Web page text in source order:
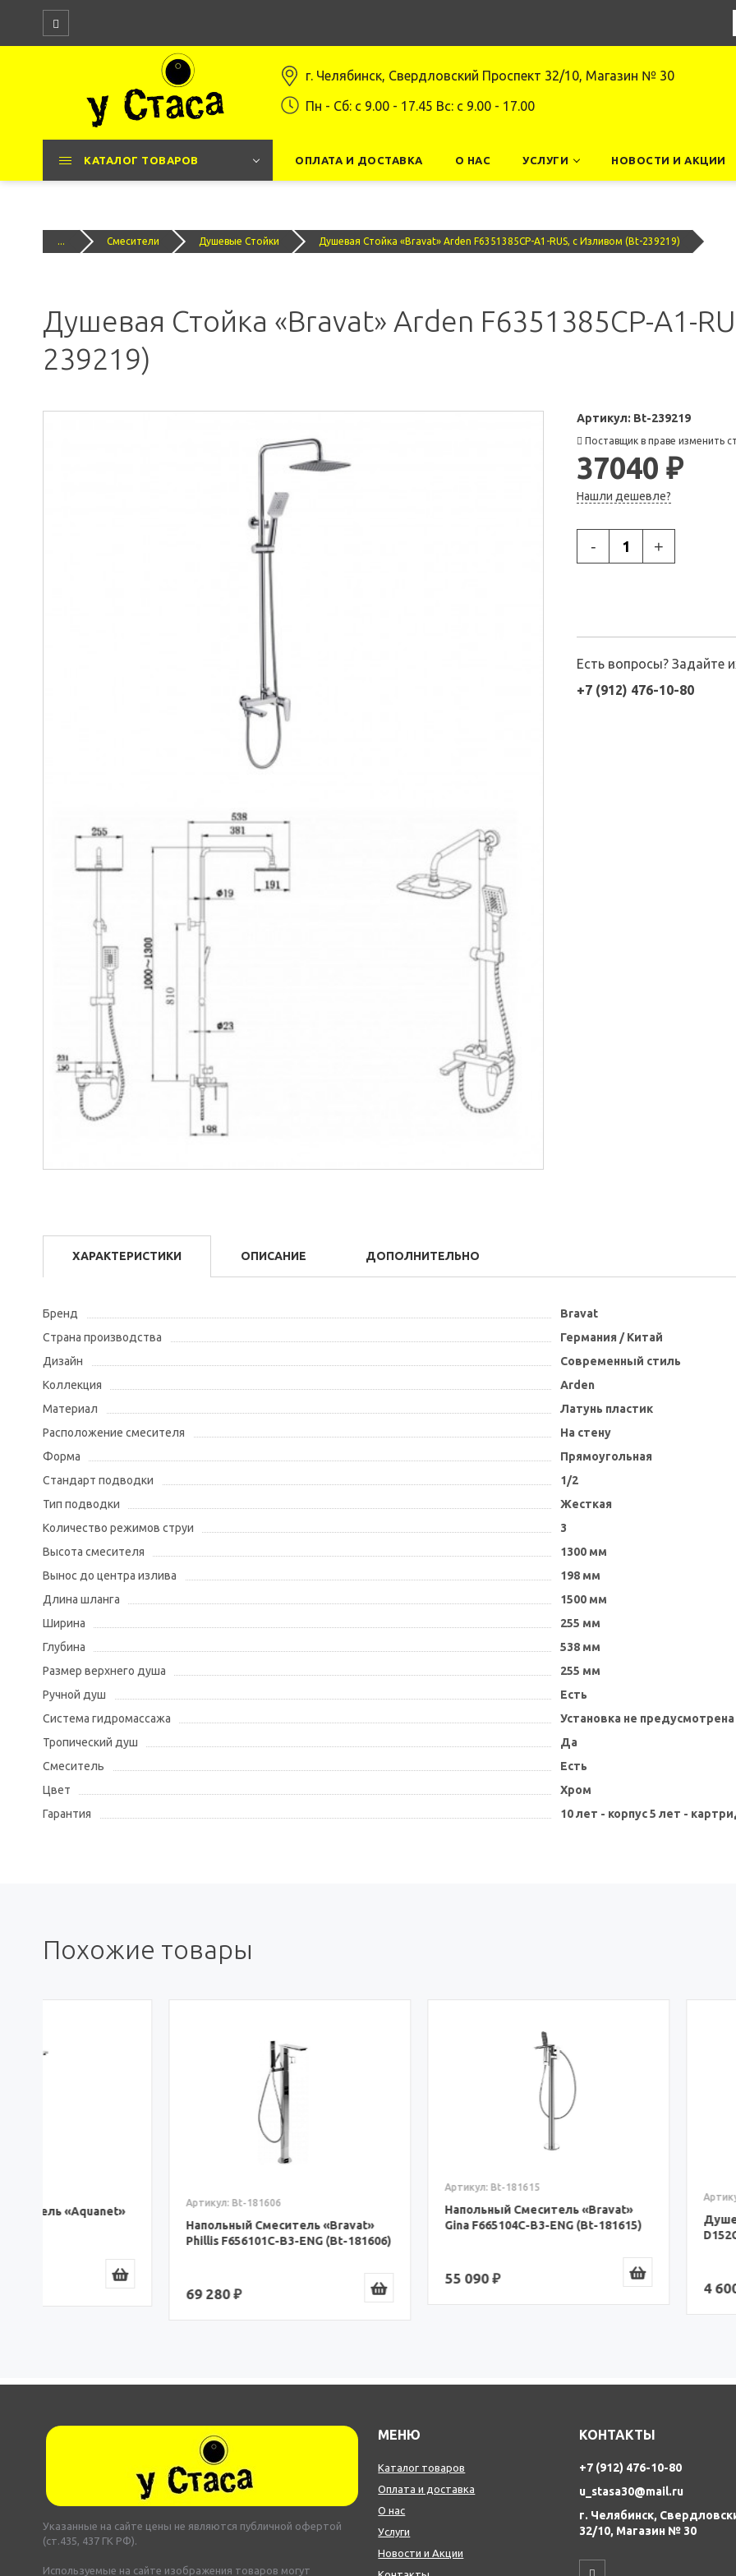
г. Челябинск, Свердловский Проспект 32/10, Магазин № 30
Пн - Сб: c 9.00 - 17.45 Вс: c 9.00 - 17.00
КАТАЛОГ ТОВАРОВ ОПЛАТА И ДОСТАВКА О НАС УСЛУГИ НОВОСТИ И АКЦИИ
... Смесители Душевые Стойки Душевая Стойка «Bravat» Arden F6351385CP-A1-RUS, с Изливом (Bt-239219)
Душевая Стойка «Bravat» Arden F6351385CP-A1-
239219)
Артикул: Bt-239219
Поставщик в праве изменить
37040 ₽
Нашли дешевле?
- +
Есть вопросы? Задайте
+7 (912) 476-10-80
ХАРАКТЕРИСТИКИ ОПИСАНИЕ ДОПОЛНИТЕЛЬНО
Бренд
Bravat
Страна производства
Германия / Китай
Дизайн
Современный стиль
Коллекция
Arden
Материал
Латунь пластик
Расположение смесителя
На стену
Форма
Прямоугольная
Стандарт подводки
1/2
Тип подводки
Жесткая
Количество режимов струи
3
Высота смесителя
1300 мм
Вынос до центра излива
198 мм
Длина шланга
1500 мм
Ширина
255 мм
Глубина
538 мм
Размер верхнего душа
255 мм
Ручной душ
Есть
Система гидромассажа
Установка не предусмотрена
Тропический душ
Да
Смеситель
Есть
Цвет
Хром
Гарантия
10 лет - корпус 5 лет -
Похожие товары
Напольный Смеситель «Bravat»
Phillis F656101C-B3-ENG (Bt-181606)
69 280 ₽
Напольный Смеситель «Bravat»
Gina F665104C-B3-ENG (Bt-181615)
55 090 ₽
Душевая Стойка «Bravat»
D152CP (Bt-179261)
4 600 ₽
Указанные на сайте цены не являются публичной офертой
(ст.435, 437 ГК РФ).
Используемые на сайте изображения товаров могут
МЕНЮ
Каталог товаров
Оплата и доставка
О нас
Услуги
Новости и Акции
КОНТАКТЫ
+7 (912) 476-10-80
u_stasa30@mail.ru
г. Челябинск,
32/10, Магазин № 30